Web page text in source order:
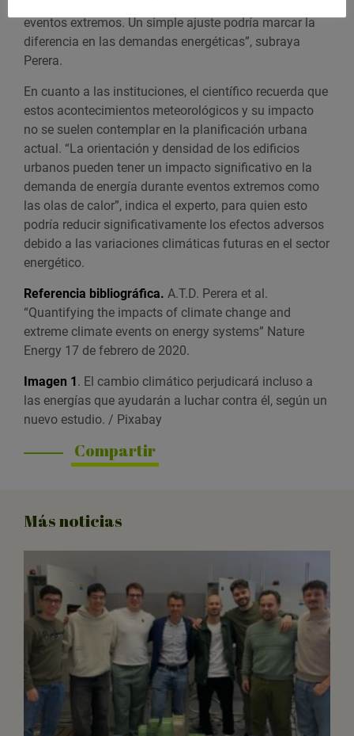
eventos extremos. Un simple ajuste podría marcar la
diferencia en las demandas energéticas”, subraya
Perera.
En cuanto a las instituciones, el científico recuerda que
estos acontecimientos meteorológicos y su impacto
no se suelen contemplar en la planificación urbana
actual. “La orientación y densidad de los edificios
urbanos pueden tener un impacto significativo en la
demanda de energía durante eventos extremos como
las olas de calor”, indica el experto, para quien esto
podría reducir significativamente los efectos adversos
debido a las variaciones climáticas futuras en el sector
energético.
Referencia bibliográfica. A.T.D. Perera et al.
“Quantifying the impacts of climate change and
extreme climate events on energy systems” Nature
Energy 17 de febrero de 2020.
Imagen 1. El cambio climático perjudicará incluso a
las energías que ayudarán a luchar contra él, según un
nuevo estudio. / Pixabay
Compartir
Más noticias